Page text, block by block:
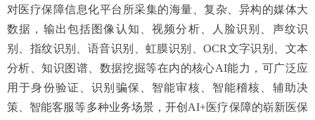
对医疗保障信息化平台所采集的海量、复杂、异构的媒体大
数据，输出包括图像认知、视频分析、人脸识别、声纹识
别、指纹识别、语音识别、虹膜识别、OCR文字识别、文本
分析、知识图谱、数据挖掘等在内的核心AI能力，可广泛应
用于身份验证、识别骗保、智能审核、智能稽核、辅助决
策、智能客服等多种业务场景，开创AI+医疗保障的崭新医保